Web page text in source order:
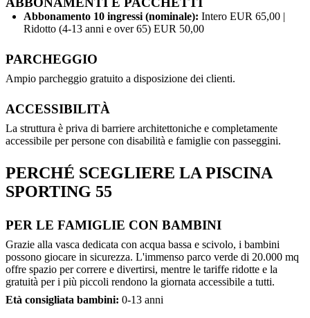
Abbonamento 10 ingressi (nominale): Intero EUR 65,00 |
Ridotto (4-13 anni e over 65) EUR 50,00
PARCHEGGIO
Ampio parcheggio gratuito a disposizione dei clienti.
ACCESSIBILITÀ
La struttura è priva di barriere architettoniche e completamente
accessibile per persone con disabilità e famiglie con passeggini.
PERCHÉ SCEGLIERE LA PISCINA
SPORTING 55
PER LE FAMIGLIE CON BAMBINI
Grazie alla vasca dedicata con acqua bassa e scivolo, i bambini
possono giocare in sicurezza. L'immenso parco verde di 20.000 mq
offre spazio per correre e divertirsi, mentre le tariffe ridotte e la
gratuità per i più piccoli rendono la giornata accessibile a tutti.
Età consigliata bambini: 0-13 anni